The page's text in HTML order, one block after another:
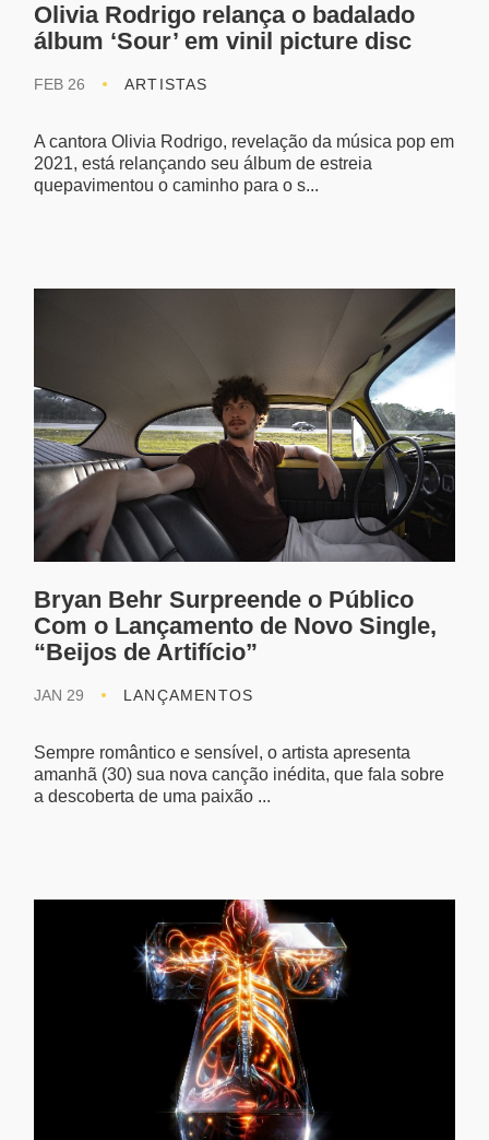
Olivia Rodrigo relança o badalado
álbum ‘Sour’ em vinil picture disc
FEB 26 ARTISTAS
A cantora Olivia Rodrigo, revelação da música pop em
2021, está relançando seu álbum de estreia
quepavimentou o caminho para o s...
Bryan Behr Surpreende o Público
Com o Lançamento de Novo Single,
“Beijos de Artifício”
JAN 29 LANÇAMENTOS
Sempre romântico e sensível, o artista apresenta
amanhã (30) sua nova canção inédita, que fala sobre
a descoberta de uma paixão ...